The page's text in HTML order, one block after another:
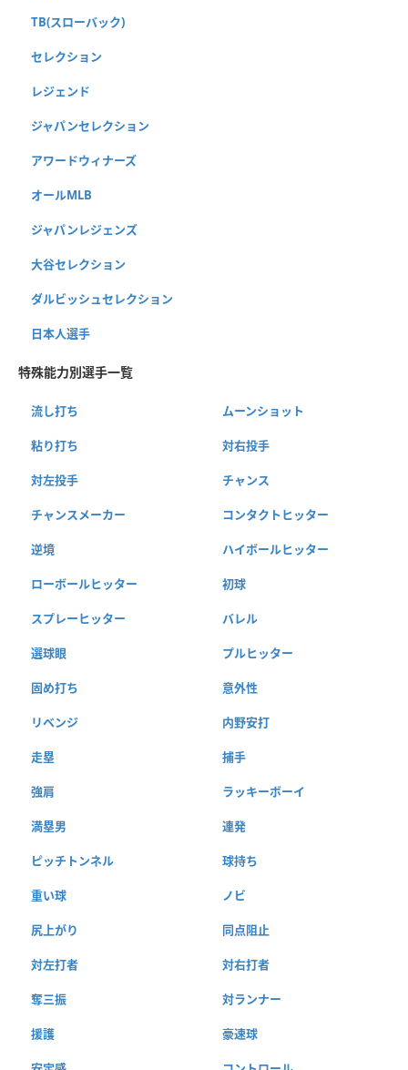
TB(スローバック)
セレクション
レジェンド
ジャパンセレクション
アワードウィナーズ
オールMLB
ジャパンレジェンズ
大谷セレクション
ダルビッシュセレクション
日本人選手
特殊能力別選手一覧
流し打ち ムーンショット
粘り打ち 対右投手
対左投手 チャンス
チャンスメーカー コンタクトヒッター
逆境 ハイボールヒッター
ローボールヒッター 初球
スプレーヒッター バレル
選球眼 プルヒッター
固め打ち 意外性
リベンジ 内野安打
走塁 捕手
強肩 ラッキーボーイ
満塁男 連発
ピッチトンネル 球持ち
重い球 ノビ
尻上がり 同点阻止
対左打者 対右打者
奪三振 対ランナー
援護 豪速球